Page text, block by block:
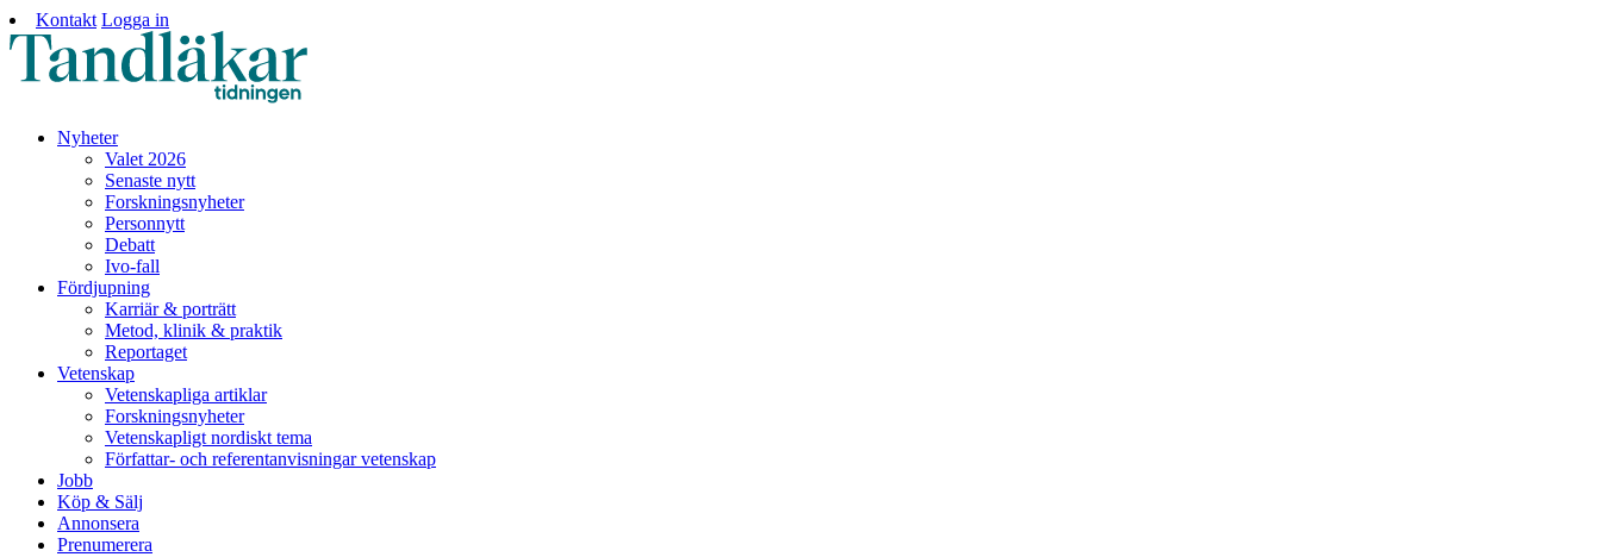
Kontakt Logga in
Nyheter
Valet 2026
Senaste nytt
Forskningsnyheter
Personnytt
Debatt
Ivo-fall
Fördjupning
Karriär & porträtt
Metod, klinik & praktik
Reportaget
Vetenskap
Vetenskapliga artiklar
Forskningsnyheter
Vetenskapligt nordiskt tema
Författar- och referentanvisningar vetenskap
Jobb
Köp & Sälj
Annonsera
Prenumerera